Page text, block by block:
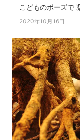
こどものポーズで
2020年10月16日